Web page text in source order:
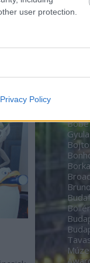
user protection.
Privacy Policy
Böbe
Gyula